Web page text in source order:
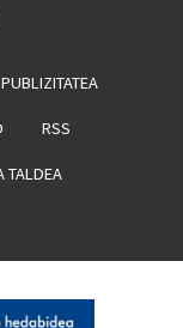
PUBLIZITATEA
RSS
TALDEA